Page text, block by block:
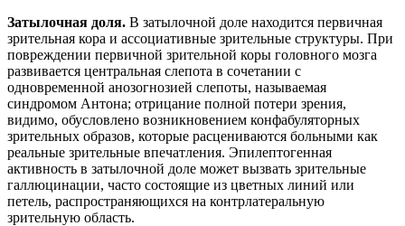
Затылочная доля. В затылочной доле находится первичная
зрительная кора и ассоциативные зрительные структуры. При
повреждении первичной зрительной коры головного мозга
развивается центральная слепота в сочетании с
одновременной анозогнозией слепоты, называемая
синдромом Антона; отрицание полной потери зрения,
видимо, обусловлено возникновением конфабуляторных
зрительных образов, которые расцениваются больными как
реальные зрительные впечатления. Эпилептогенная
активность в затылочной доле может вызвать зрительные
галлюцинации, часто состоящие из цветных линий или
петель, распространяющихся на контрлатеральную
зрительную область.